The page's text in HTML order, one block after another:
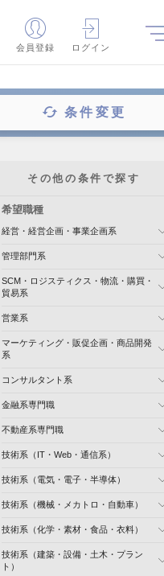
会員登録 ログイン
条件変更
その他の条件で探す
希望職種
経営・経営企画・事業企画系
管理部門系
SCM・ロジスティクス・物流・購買・
貿易系
営業系
マーケティング・販促企画・商品開発
系
コンサルタント系
金融系専門職
不動産系専門職
技術系（IT・Web・通信系）
技術系（電気・電子・半導体）
技術系（機械・メカトロ・自動車）
技術系（化学・素材・食品・衣料）
技術系（建築・設備・土木・プラン
ト）